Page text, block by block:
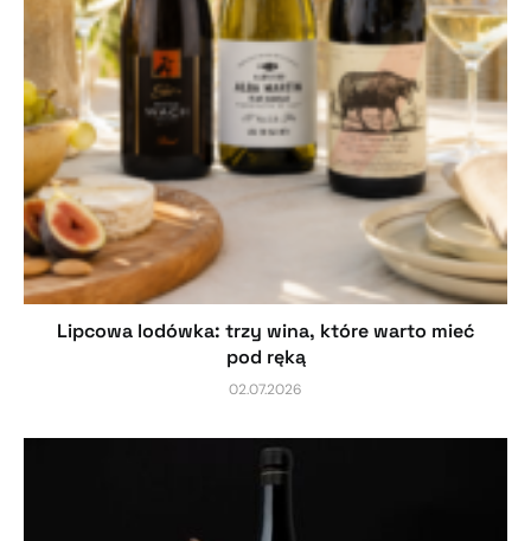
Lipcowa lodówka: trzy wina, które warto mieć
pod ręką
02.07.2026